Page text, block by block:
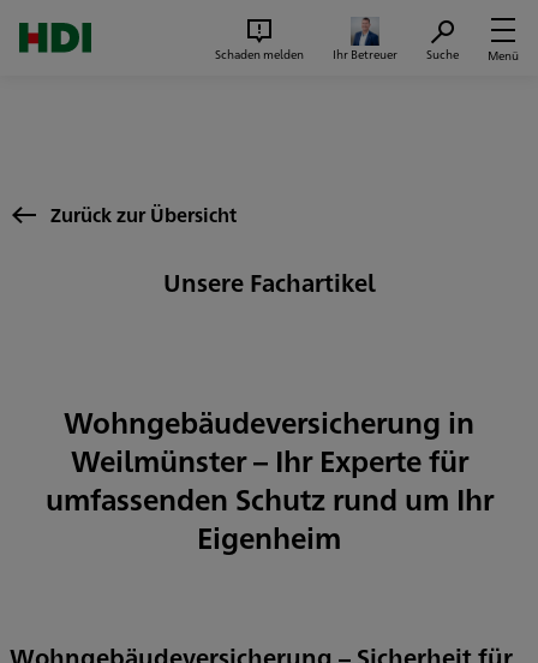
Schaden melden Ihr Betreuer Suche Menü
Zurück zur Übersicht
Unsere Fachartikel
Wohngebäudeversicherung in
Weilmünster – Ihr Experte für
umfassenden Schutz rund um Ihr
Eigenheim
Wohngebäudeversicherung – Sicherheit für